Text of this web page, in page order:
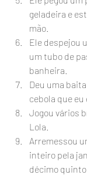
geladeira e
mão.
Ele despejou
um tubo de
banheira.
Deu uma
cebola que eu
Jogou vários
Lola.
Arremessou
inteiro pela
décimo